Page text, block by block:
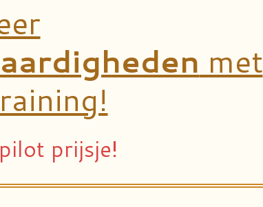
met
prijsje!